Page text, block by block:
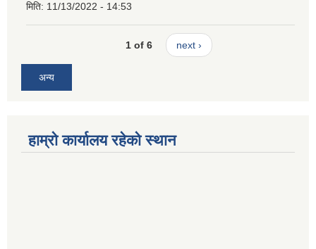
मिति: 11/13/2022 - 14:53
1 of 6 next ›
अन्य
हाम्रो कार्यालय रहेको स्थान